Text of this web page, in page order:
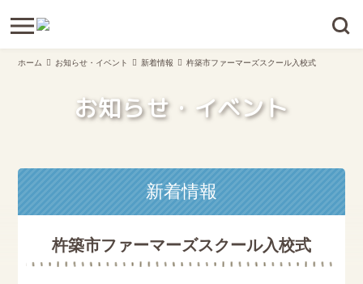
ホーム お知らせ・イベント 新着情報 杵築市ファーマーズスクール入校式
お知らせ・イベント
新着情報
杵築市ファーマーズスクール入校式